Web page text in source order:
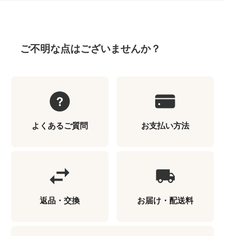
ご不明な点はございませんか？
よくあるご質問 お支払い方法
返品・交換 お届け・配送料